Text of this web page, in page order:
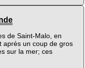
de Saint-Malo, en
après un coup de gros
sur la mer; ces